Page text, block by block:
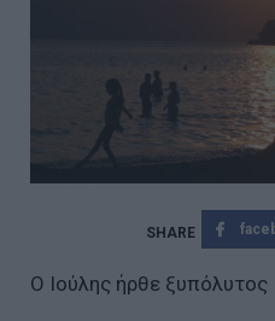
Ο Ιούλης ήρθε ξυπόλυτος